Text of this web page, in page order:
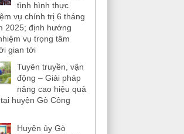
tình hình thực
vụ chính trị 6 tháng
2025; định hướng
vụ trọng tâm
gian tới
Tuyên truyền, vận
động – Giải pháp
nâng cao hiệu quả
huyện Gò Công
Huyện ủy Gò